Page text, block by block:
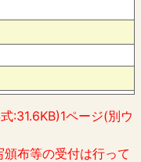
:31.6KB)1ページ(別ウ
布等の受付は行って